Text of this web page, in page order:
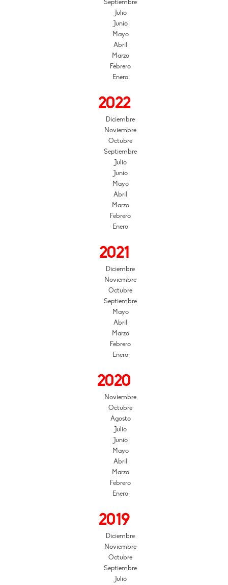
Septiembre
Julio
Junio
Mayo
Abril
Marzo
Febrero
Enero
2022
Diciembre
Noviembre
Octubre
Septiembre
Julio
Junio
Mayo
Abril
Marzo
Febrero
Enero
2021
Diciembre
Noviembre
Octubre
Septiembre
Mayo
Abril
Marzo
Febrero
Enero
2020
Noviembre
Octubre
Agosto
Julio
Junio
Mayo
Abril
Marzo
Febrero
Enero
2019
Diciembre
Noviembre
Octubre
Septiembre
Julio